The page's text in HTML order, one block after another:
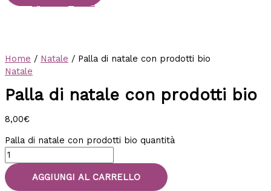
Cart
Home / Natale / Palla di natale con prodotti bio
Natale
Palla di natale con prodotti bio
8,00€
Palla di natale con prodotti bio quantità
AGGIUNGI AL CARRELLO